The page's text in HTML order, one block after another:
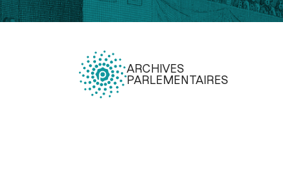
ARCHIVES
PARLEMENTAIRES